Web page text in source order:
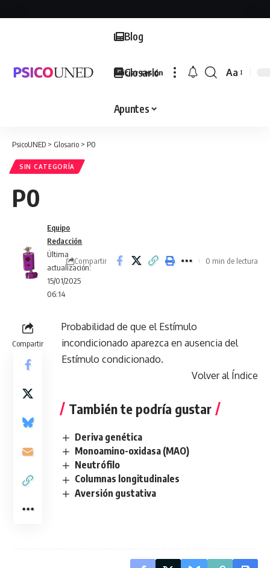
Blog
Glosario
Apuntes
Iniciar sesión
Font
Aa
PsicoUNED > Glosario > P0
SIN CATEGORÍA
P0
Última
actualización:
15/01/2025
06:14
Equipo
Redacción
Compartir 0 min de lectura
Compartir
Probabilidad de que el Estímulo
incondicionado aparezca en ausencia del
Estímulo condicionado.
Volver al Índice
También te podría gustar
Deriva genética
Monoamino-oxidasa (MAO)
Neutrófilo
Columnas longitudinales
Aversión gustativa